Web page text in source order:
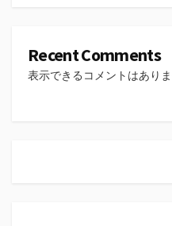
Recent Comments
表示できるコメントはありま